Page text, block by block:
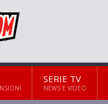
SERIE TV
NEWS E VIDEO